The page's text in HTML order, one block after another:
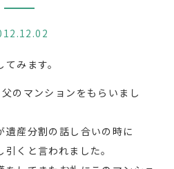
みます。
のマンションをもらいまし
産分割の話し合いの時に
くと言われました。